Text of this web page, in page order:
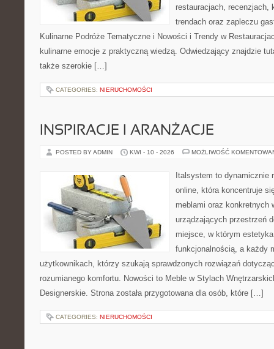
restauracjach, recenzjach,
trendach oraz zapleczu
Kulinarne Podróże Tematyczne i Nowości i Trendy w
kulinarne emocje z praktyczną wiedzą. Odwiedzający znajdzie
także szerokie […]
CATEGORIES: NIERUCHOMOŚCI
INSPIRACJE I ARANŻACJE
POSTED BY ADMIN KWI - 10 - 2026 MOŻLIWOŚĆ
Italsystem to dynamicznie
online, która koncentruje
meblami oraz konkretnych
urządzających przestrzeń
miejsce, w którym
funkcjonalnością, a każdy
użytkownikach, którzy szukają sprawdzonych rozwiązań
rozumianego komfortu. Nowości to Meble w Stylach
Designerskie. Strona została przygotowana dla osób, które […]
CATEGORIES: NIERUCHOMOŚCI